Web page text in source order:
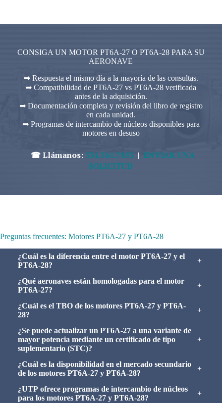
CONSIGA UN MOTOR PT6A-27 O PT6A-28 PARA SU
AERONAVE
➡ Respuesta el mismo día a la mayoría de las consultas.
➡ Compatibilidad de PT6A-27 vs PT6A-28 verificada
antes de la adquisición.
➡ Documentación completa y revisión del libro de registro
en cada unidad.
➡ Programas de intercambio de núcleos disponibles para
motores en desuso
☎ Llámanos: 334.361.7853| ENVIAR UNA
SOLICITUD
Preguntas frecuentes: Motores PT6A-27 y PT6A-28
¿Cuál es la diferencia entre el motor PT6A-27 y el
PT6A-28?
+
¿Qué aeronaves están homologadas para el motor
PT6A-27?
+
¿Cuál es el TBO de los motores PT6A-27 y PT6A-
28?
+
¿Se puede actualizar un PT6A-27 a una variante de
mayor potencia mediante un certificado de tipo
suplementario (STC)?
+
¿Cuál es la disponibilidad en el mercado secundario
de los motores PT6A-27 y PT6A-28?
+
¿UTP ofrece programas de intercambio de núcleos
para los motores PT6A-27 y PT6A-28?
+